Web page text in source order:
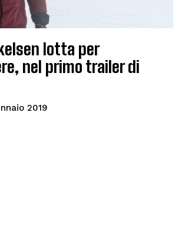
lotta per
nel primo trailer di
2019